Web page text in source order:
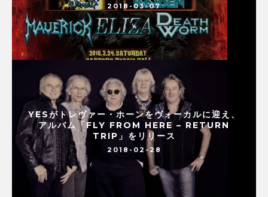
2018-03-07
YESがトレヴァー・ホーンをヴォーカルに迎え、
アルバム「FLY FROM HERE – RETURN
TRIP」をリリース
2018-02-28